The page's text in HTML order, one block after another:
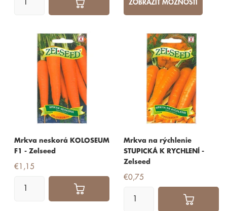
ZOBRAZIŤ MOŽNOSTI
Mrkva neskorá KOLOSEUM
F1 - Zelseed
€1,15
Mrkva na rýchlenie
STUPICKÁ K RYCHLENÍ -
Zelseed
€0,75